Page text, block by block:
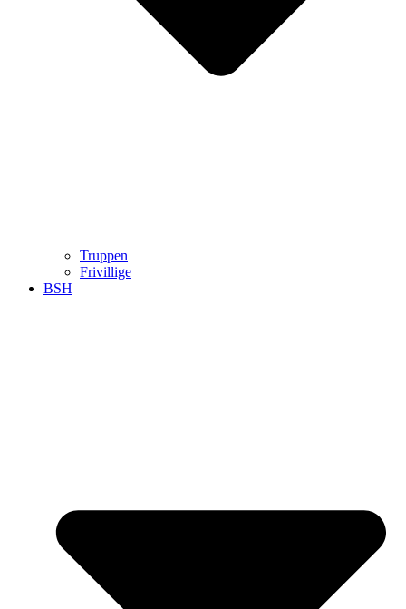
Truppen
Frivillige
BSH